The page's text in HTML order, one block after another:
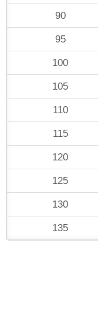
90
95
100
105
110
115
120
125
130
135